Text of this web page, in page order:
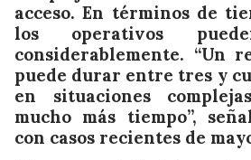
acceso. En términos de
los operativos
considerablemente. “Un
puede durar entre tres y
en situaciones
mucho más tiempo”,
con casos recientes de